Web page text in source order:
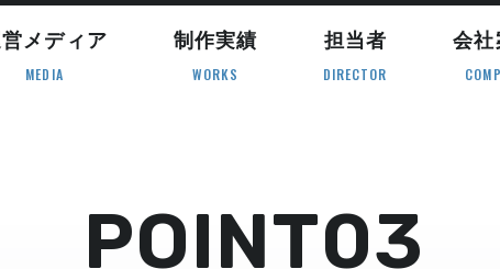
メディア
MEDIA
制作実績
WORKS
担当者
DIRECTOR
会社
POINT03